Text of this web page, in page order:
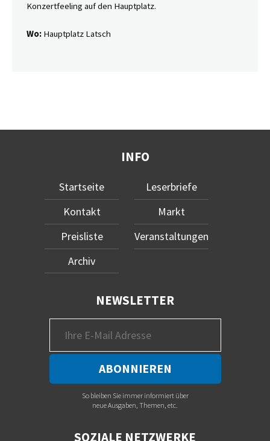
Konzertfeeling auf den Hauptplatz.
Wo: Hauptplatz Latsch
INFO
Startseite
Kontakt
Preisliste
Archiv
Leserbriefe
Markt
Veranstaltungen
NEWSLETTER
So bleiben Sie immer informiert über
neue Ausgaben, Themen, etc.
SOZIALE NETZWERKE